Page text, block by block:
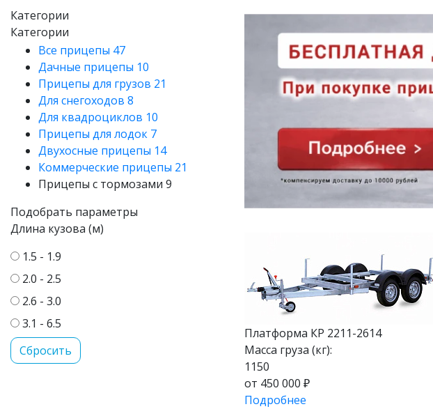
Категории
Категории
Все прицепы 47
Дачные прицепы 10
Прицепы для грузов 21
Для снегоходов 8
Для квадроциклов 10
Прицепы для лодок 7
Двухосные прицепы 14
Коммерческие прицепы 21
Прицепы с тормозами 9
Подобрать параметры
Длина кузова (м)
1.5 - 1.9
2.0 - 2.5
2.6 - 3.0
3.1 - 6.5
Платформа КР 2211-2614
Масса груза (кг):
1150
от 450 000 ₽
Подробнее